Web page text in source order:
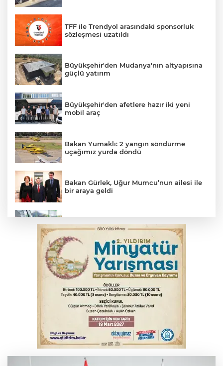
TFF ile Trendyol arasındaki sponsorluk
sözleşmesi uzatıldı
Büyükşehir'den Mudanya'nın altyapısına
güçlü yatırım
Büyükşehir'den afetlere hazır iki yeni
mobil araç
Bakan Yumaklı: 2 yangın söndürme
uçağımız yurda döndü
Bakan Gürlek, Uğur Mumcu’nun ailesi ile
bir araya geldi
yansıyacak mı?
YENİ Parti Genel Başkanı Özel'den
Çerçeve Yasa yorumu
Serbest piyasada döviz fiyatları
Serbest piyasada altın fiyatları...